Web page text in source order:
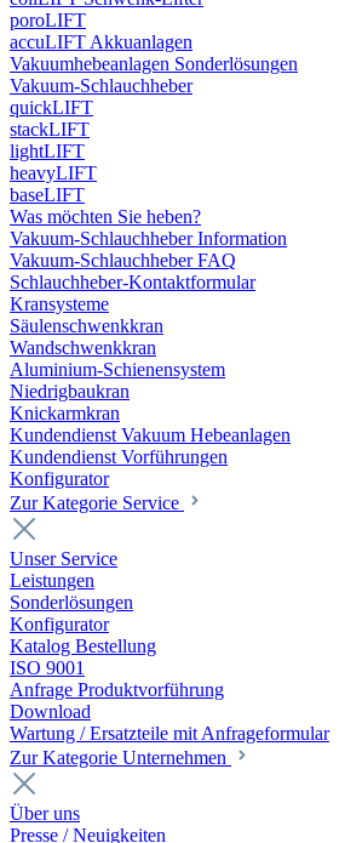
poroLIFT
accuLIFT Akkuanlagen
Vakuumhebeanlagen Sonderlösungen
Vakuum-Schlauchheber
quickLIFT
stackLIFT
lightLIFT
heavyLIFT
baseLIFT
Was möchten Sie heben?
Vakuum-Schlauchheber Information
Vakuum-Schlauchheber FAQ
Schlauchheber-Kontaktformular
Kransysteme
Säulenschwenkkran
Wandschwenkkran
Aluminium-Schienensystem
Niedrigbaukran
Knickarmkran
Kundendienst Vakuum Hebeanlagen
Kundendienst Vorführungen
Konfigurator
Zur Kategorie Service
Unser Service
Leistungen
Sonderlösungen
Konfigurator
Katalog Bestellung
ISO 9001
Anfrage Produktvorführung
Download
Wartung / Ersatzteile mit Anfrageformular
Zur Kategorie Unternehmen
Über uns
Presse / Neuigkeiten